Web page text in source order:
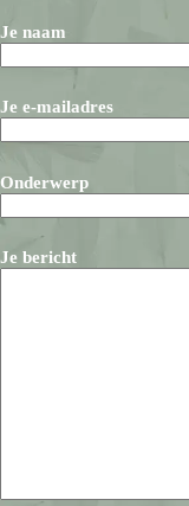
Je naam
Je e-mailadres
Onderwerp
Je bericht